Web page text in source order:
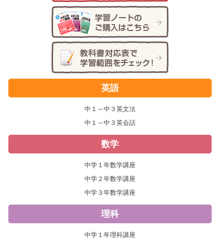
英語
中１～中３英文法
中１～中３英会話
数学
中学１年数学講座
中学２年数学講座
中学３年数学講座
理科
中学１年理科講座